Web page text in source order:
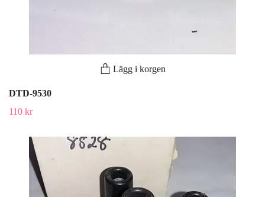
Lägg i korgen
DTD-9530
110 kr